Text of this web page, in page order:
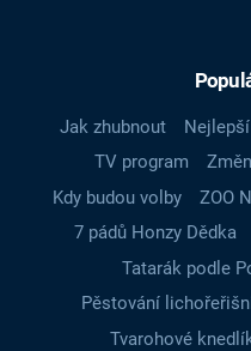
Jak zhubnout
TV program
Kdy budou volby
ZOO
7 pádů Honzy Dědka
Tatarák podle
Pěstování
Tvarohové